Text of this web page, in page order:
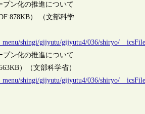
ン化の推進について
） （文部科学
shingi/gijyutu/gijyutu4/036/shiryo/
ン化の推進について
）（文部科学省）
shingi/gijyutu/gijyutu4/036/shiryo/